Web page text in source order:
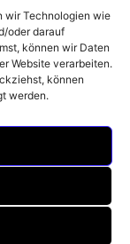
wir Technologien wie
oder darauf
können wir Daten
Website verarbeiten.
können
werden.
Bankomat
Gratis W-LAN
E-Tankstellen
BrainStorm